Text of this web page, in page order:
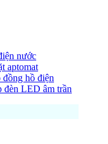
nước
aptomat
đồng hồ điện
đèn LED âm trần